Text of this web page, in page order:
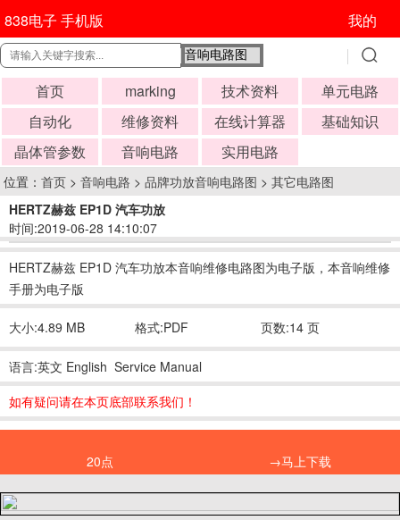
838电子 手机版 我的
首页 marking 技术资料
单元电路
自动化
维修资料 在线计算器
基础知识
晶体管参数
音响电路 实用电路
位置： 首页 > 音响电路 > 品牌功放音响电路图 > 其它电路图
HERTZ赫兹 EP1D 汽车功放
时间:2019-06-28 14:10:07
HERTZ赫兹 EP1D 汽车功放本音响维修电路图为电子版，本音响维修
手册为电子版
大小:4.89 MB 格式:PDF 页数:14 页
语言:英文 English Service Manual
如有疑问请在本页底部联系我们！
20点 →马上下载